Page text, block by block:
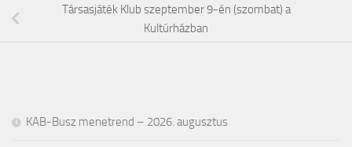
Társasjáték Klub szeptember 9-én (szombat) a
Kultúrházban
KAB-Busz menetrend – 2026. augusztus